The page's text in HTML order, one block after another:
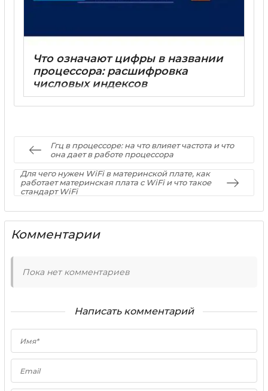
Что означают цифры в названии
процессора: расшифровка
числовых индексов
Ггц в процессоре: на что влияет частота и что
она дает в работе процессора
Для чего нужен WiFi в материнской плате, как
работает материнская плата с WiFi и что такое
стандарт WiFi
Комментарии
Пока нет комментариев
Написать комментарий
Имя*
Email